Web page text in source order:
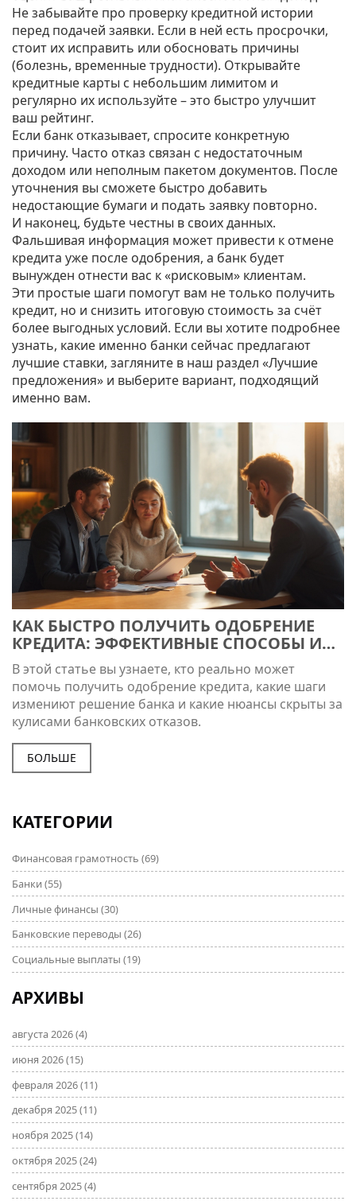
Не забывайте про проверку кредитной истории
перед подачей заявки. Если в ней есть просрочки,
стоит их исправить или обосновать причины
(болезнь, временные трудности). Открывайте
кредитные карты с небольшим лимитом и
регулярно их используйте – это быстро улучшит
ваш рейтинг.
Если банк отказывает, спросите конкретную
причину. Часто отказ связан с недостаточным
доходом или неполным пакетом документов. После
уточнения вы сможете быстро добавить
недостающие бумаги и подать заявку повторно.
И наконец, будьте честны в своих данных.
Фальшивая информация может привести к отмене
кредита уже после одобрения, а банк будет
вынужден отнести вас к «рисковым» клиентам.
Эти простые шаги помогут вам не только получить
кредит, но и снизить итоговую стоимость за счёт
более выгодных условий. Если вы хотите подробнее
узнать, какие именно банки сейчас предлагают
лучшие ставки, загляните в наш раздел «Лучшие
предложения» и выберите вариант, подходящий
именно вам.
КАК БЫСТРО ПОЛУЧИТЬ ОДОБРЕНИЕ
КРЕДИТА: ЭФФЕКТИВНЫЕ СПОСОБЫ И
СОВЕТЫ
В этой статье вы узнаете, кто реально может
помочь получить одобрение кредита, какие шаги
измениют решение банка и какие нюансы скрыты за
кулисами банковских отказов.
БОЛЬШЕ
КАТЕГОРИИ
Финансовая грамотность (69)
Банки (55)
Личные финансы (30)
Банковские переводы (26)
Социальные выплаты (19)
АРХИВЫ
августа 2026(4)
июня 2026(15)
февраля 2026(11)
декабря 2025(11)
ноября 2025(14)
октября 2025(24)
сентября 2025(4)